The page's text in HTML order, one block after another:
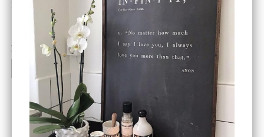
DBKD
Cloudy kruka mini, vit
199 kr
INFO KÖP
Star Trading
Bordslampa Mushroom
vit, Utomhus
499 kr
KÖP
-20%